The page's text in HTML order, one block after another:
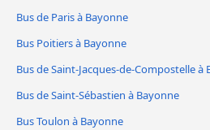
Bus de Paris à Bayonne
Bus Poitiers à Bayonne
Bus de Saint-Jacques-de-Compostelle à
Bus de Saint-Sébastien à Bayonne
Bus Toulon à Bayonne